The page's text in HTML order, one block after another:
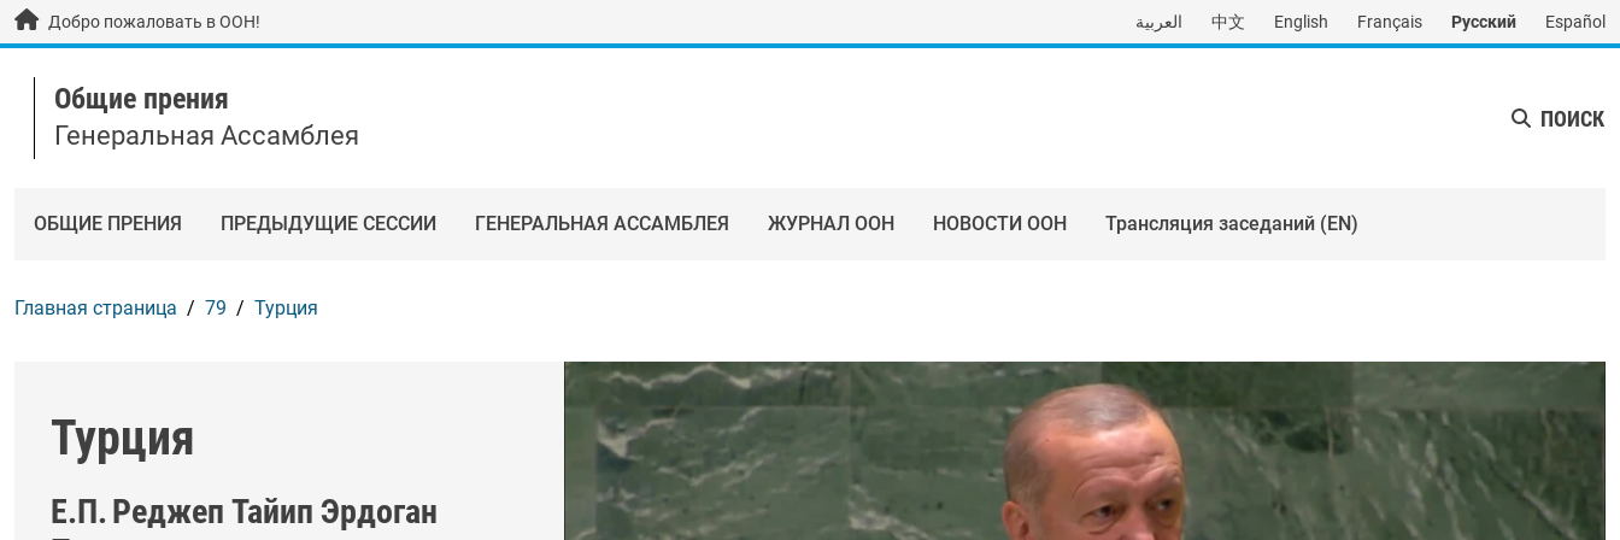
Skip to main content / navigation
Добро пожаловать в ООН! العربية 中文 English Français Русский Español
Общие прения
Генеральная Ассамблея
ПОИСК
ОБЩИЕ ПРЕНИЯ ПРЕДЫДУЩИЕ СЕССИИ ГЕНЕРАЛЬНАЯ АССАМБЛЕЯ ЖУРНАЛ ООН НОВОСТИ ООН Трансляция заседаний (EN)
Главная страница 79 Турция
Турция
Е.П.Реджеп Тайип Эрдоган